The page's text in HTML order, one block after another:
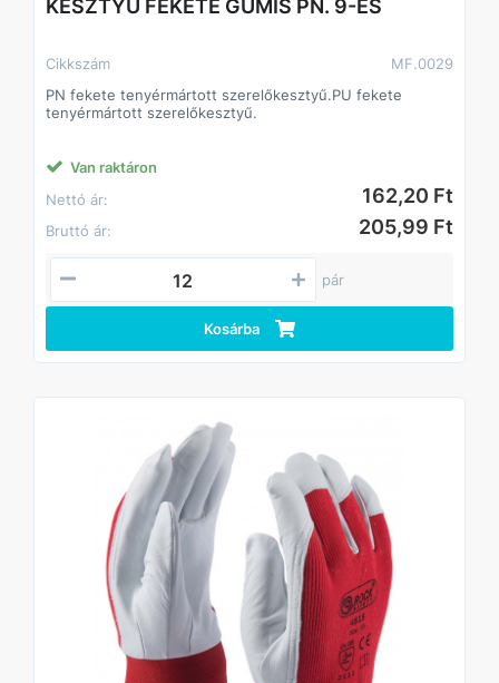
KESZTYŰ FEKETE GUMIS PN. 9-ES
Cikkszám
MF.0029
PN fekete tenyérmártott szerelőkesztyű.PU fekete
tenyérmártott szerelőkesztyű.
Van raktáron
Nettó ár:
162,20 Ft
Bruttó ár: 205,99 Ft
pár
Kosárba